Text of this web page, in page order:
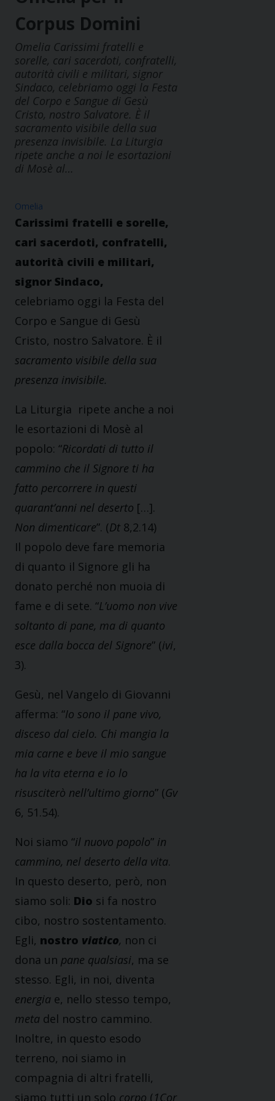
Corpus Domini
Omelia Carissimi fratelli e
sorelle, cari sacerdoti, confratelli,
autorità civili e militari, signor
Sindaco, celebriamo oggi la Festa
del Corpo e Sangue di Gesù
Cristo, nostro Salvatore. È il
sacramento visibile della sua
presenza invisibile. La Liturgia
ripete anche a noi le esortazioni
di Mosè al…
Omelia
Carissimi fratelli e sorelle,
cari sacerdoti, confratelli,
autorità civili e militari,
signor Sindaco,
celebriamo oggi la Festa del
Corpo e Sangue di Gesù
Cristo, nostro Salvatore. È il
sacramento visibile della sua
presenza invisibile.
La Liturgia ripete anche a noi
le esortazioni di Mosè al
popolo: “Ricordati di tutto il
cammino che il Signore ti ha
fatto percorrere in questi
quarant’anni nel deserto […].
Non dimenticare”. (Dt 8,2.14)
Il popolo deve fare memoria
di quanto il Signore gli ha
donato perché non muoia di
fame e di sete. “L’uomo non vive
soltanto di pane, ma di quanto
esce dalla bocca del Signore” (ivi,
3).
Gesù, nel Vangelo di Giovanni
afferma: “Io sono il pane vivo,
disceso dal cielo. Chi mangia la
mia carne e beve il mio sangue
ha la vita eterna e io lo
risusciterò nell’ultimo giorno” (Gv
6, 51.54).
Noi siamo “il nuovo popolo” in
cammino, nel deserto della vita.
In questo deserto, però, non
siamo soli: Dio si fa nostro
cibo, nostro sostentamento.
Egli, nostro viatico, non ci
dona un pane qualsiasi, ma se
stesso. Egli, in noi, diventa
energia e, nello stesso tempo,
meta del nostro cammino.
Inoltre, in questo esodo
terreno, noi siamo in
compagnia di altri fratelli,
siamo tutti un solo corpo (1Cor